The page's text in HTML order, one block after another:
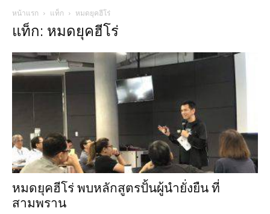
หน้าแรก แท็ก หมดยุคฮีโร่
แท็ก: หมดยุคฮีโร่
หมดยุคฮีโร่ พบหลักสูตรปั้นผู้นำยั่งยืน ที่
สามพราน